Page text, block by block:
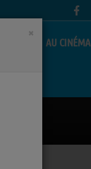
AU CINÉMA
×